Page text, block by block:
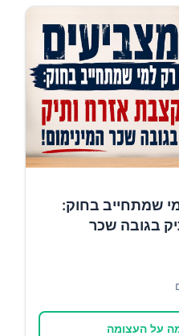
שמתחייב בחוק:
בגובה שכר
על העצומה